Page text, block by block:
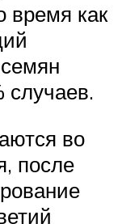
время как
случаев.
во
после